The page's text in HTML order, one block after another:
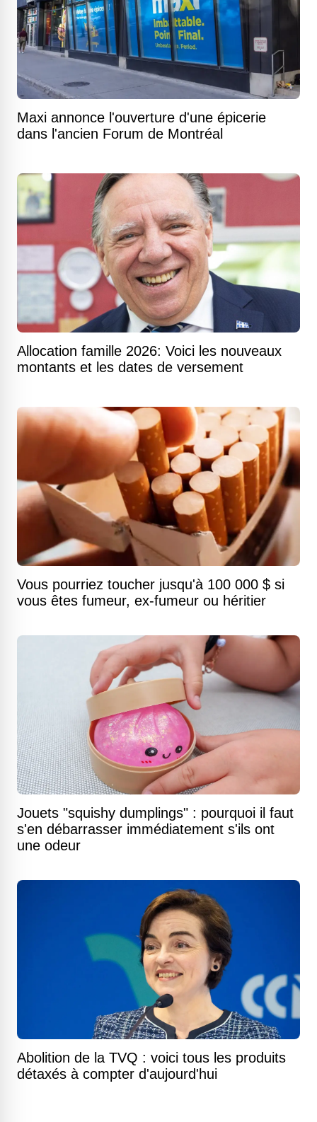
Maxi annonce l'ouverture d'une épicerie
dans l'ancien Forum de Montréal
Allocation famille 2026: Voici les nouveaux
montants et les dates de versement
Vous pourriez toucher jusqu'à 100 000 $ si
vous êtes fumeur, ex-fumeur ou héritier
Jouets "squishy dumplings" : pourquoi il faut
s'en débarrasser immédiatement s'ils ont
une odeur
Abolition de la TVQ : voici tous les produits
détaxés à compter d'aujourd'hui